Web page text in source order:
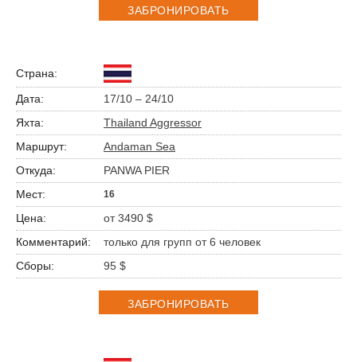
ЗАБРОНИРОВАТЬ
17/10 – 24/10
Thailand Aggressor
Andaman Sea
PANWA PIER
16
от 3490 $
только для групп от 6 человек
95 $
ЗАБРОНИРОВАТЬ